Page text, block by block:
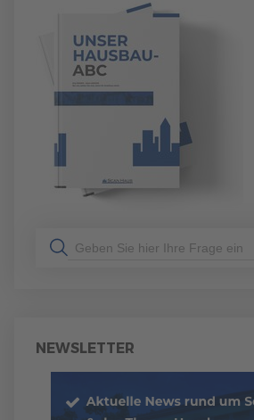
Geben Sie hier Ihre Frage ein
NEWSLETTER